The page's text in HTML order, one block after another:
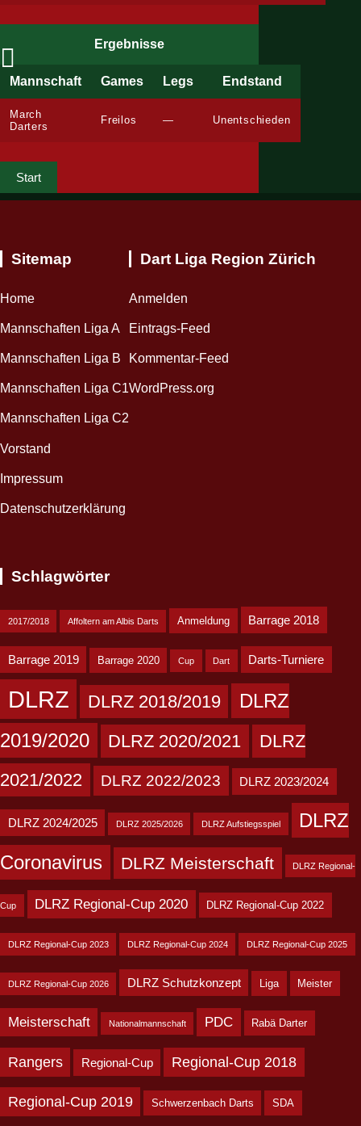
Ergebnisse
Mannschaft Games Legs Endstand
March
Darters
Freilos — Unentschieden
Start
Sitemap
Home
Mannschaften Liga A
Mannschaften Liga B
Mannschaften Liga C1
Mannschaften Liga C2
Vorstand
Impressum
Datenschutzerklärung
Dart Liga Region Zürich
Anmelden
Eintrags-Feed
Kommentar-Feed
WordPress.org
Schlagwörter
2017/2018 Affoltern am Albis Darts Anmeldung Barrage 2018
Barrage 2019 Barrage 2020 Cup Dart Darts-Turniere
DLRZ DLRZ 2018/2019
DLRZ
2019/2020
DLRZ 2020/2021
DLRZ
2021/2022
DLRZ 2022/2023 DLRZ 2023/2024
DLRZ 2024/2025 DLRZ 2025/2026 DLRZ Aufstiegsspiel
DLRZ
Coronavirus
DLRZ Meisterschaft DLRZ Regional-
Cup DLRZ Regional-Cup 2020 DLRZ Regional-Cup 2022
DLRZ Regional-Cup 2023 DLRZ Regional-Cup 2024 DLRZ Regional-Cup 2025
DLRZ Regional-Cup 2026 DLRZ Schutzkonzept Liga Meister
Meisterschaft Nationalmannschaft PDC Rabä Darter
Rangers Regional-Cup Regional-Cup 2018
Regional-Cup 2019 Schwerzenbach Darts SDA